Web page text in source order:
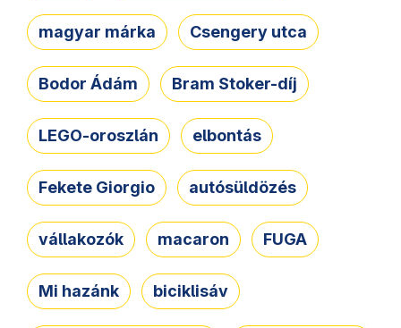
magyar márka Csengery utca
Bodor Ádám Bram Stoker-díj
LEGO-oroszlán elbontás
Fekete Giorgio autósüldözés
vállakozók macaron FUGA
Mi hazánk biciklisáv